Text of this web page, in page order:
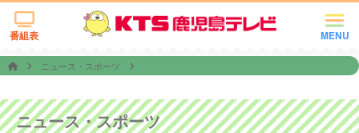
MENU
番組表
ニュース・スポーツ
ニュース・スポーツ